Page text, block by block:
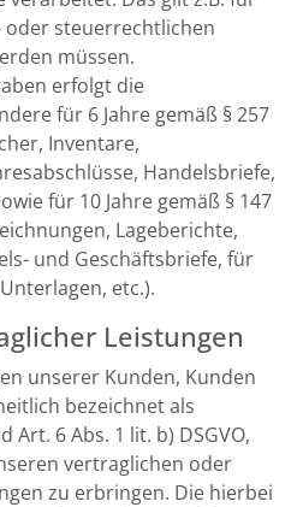
oder steuerrechtlichen
müssen.
erfolgt die
für 6 Jahre gemäß § 257
Inventare,
Handelsbriefe,
für 10 Jahre gemäß § 147
Lageberichte,
und Geschäftsbriefe, für
etc.).
Leistungen
unserer Kunden, Kunden
bezeichnet als
Art. 6 Abs. 1 lit. b) DSGVO,
vertraglichen oder
zu erbringen. Die hierbei